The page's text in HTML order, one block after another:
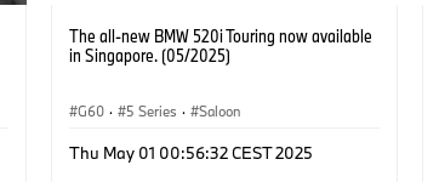
The all-new BMW 520i Touring now available
in Singapore. (05/2025)
G60 · 5 Series · Saloon
Thu May 01 00:56:32 CEST 2025